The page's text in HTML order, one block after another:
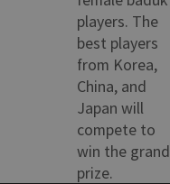
players. The
best players
from Korea,
China, and
Japan will
compete to
win the grand
prize.